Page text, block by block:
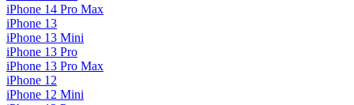
iPhone 14 Pro Max
iPhone 13
iPhone 13 Mini
iPhone 13 Pro
iPhone 13 Pro Max
iPhone 12
iPhone 12 Mini